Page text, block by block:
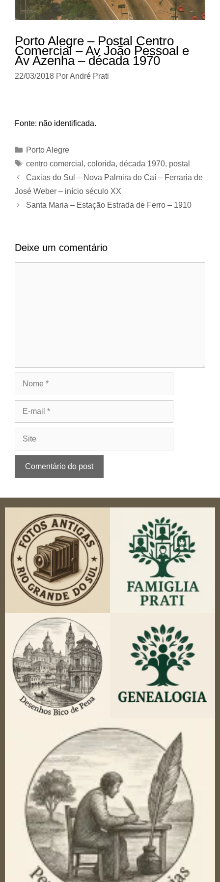
Porto Alegre – Postal Centro
Comercial – Av João Pessoal e
Av Azenha – década 1970
22/03/2018 PorAndré Prati
Fonte: não identificada.
Categorias
Porto Alegre
Tags
centro comercial , colorida, década 1970, postal
Caxias do Sul – Nova Palmira do Caí – Ferraria de
José Weber – início século XX
Santa Maria – Estação Estrada de Ferro – 1910
Deixe um comentário
mail